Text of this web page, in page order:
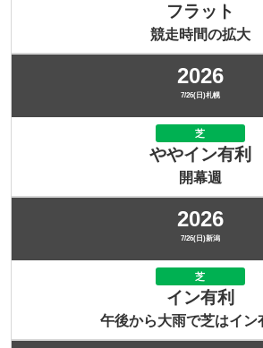
フラット
競走時間の拡大
2026
7/26(日)札幌
芝
ややイン有利
開幕週
2026
7/26(日)新潟
芝
イン有利
午後から大雨で芝はイン